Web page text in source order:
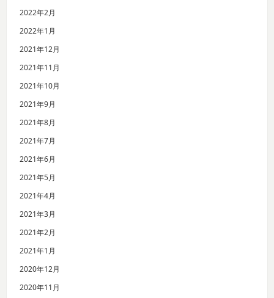
2022年2月
2022年1月
2021年12月
2021年11月
2021年10月
2021年9月
2021年8月
2021年7月
2021年6月
2021年5月
2021年4月
2021年3月
2021年2月
2021年1月
2020年12月
2020年11月